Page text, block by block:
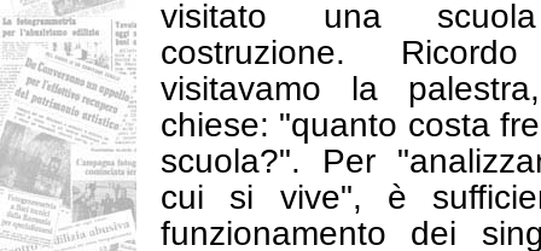
visitato una
costruzione.
visitavamo la
chiese: "quanto costa
scuola?". Per
cui si vive", è
funzionamento dei